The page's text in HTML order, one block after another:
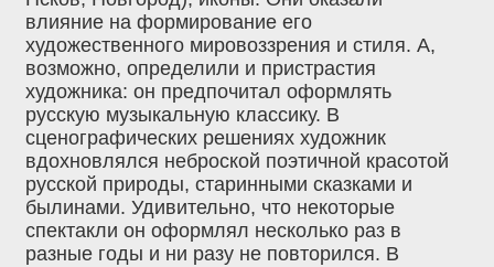
влияние на формирование его
художественного мировоззрения и стиля. А,
возможно, определили и пристрастия
художника: он предпочитал оформлять
русскую музыкальную классику. В
сценографических решениях художник
вдохновлялся неброской поэтичной красотой
русской природы, старинными сказками и
былинами. Удивительно, что некоторые
спектакли он оформлял несколько раз в
разные годы и ни разу не повторился. В